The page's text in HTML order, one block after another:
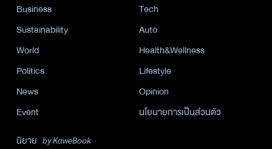
Business
Tech
Sustainability
Auto
World
Health&Wellness
Politics
Lifestyle
News
Opinion
Event
นโยบายการเป็นส่วนตัว
นิยาย by KaweBook